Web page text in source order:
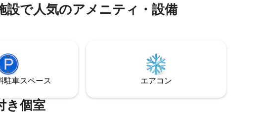
できます。
で人気のアメニティ・設備
駐⁠車ス⁠ペ⁠ー⁠ス エアコン
き個室